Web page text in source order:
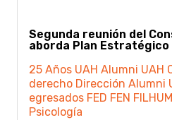
Segunda reunión del
aborda Plan
25 Años UAH Alumni UAH
derecho Dirección Alumni
egresados FED FEN FILHUM
Psicología